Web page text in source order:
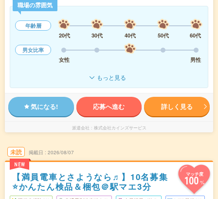
職場の雰囲気
年齢層
20代
30代 40代 50代
60代
男女比率
女性
男性
もっと見る
気になる! 応募へ進む 詳しく見る
派遣会社 株式会社カインズサービス
未読
NEW
掲載日 2026/08/07
マッチ度
100%
【満員電車とさようなら♬】10名募集
⭐かんたん検品＆梱包＠駅マエ3分